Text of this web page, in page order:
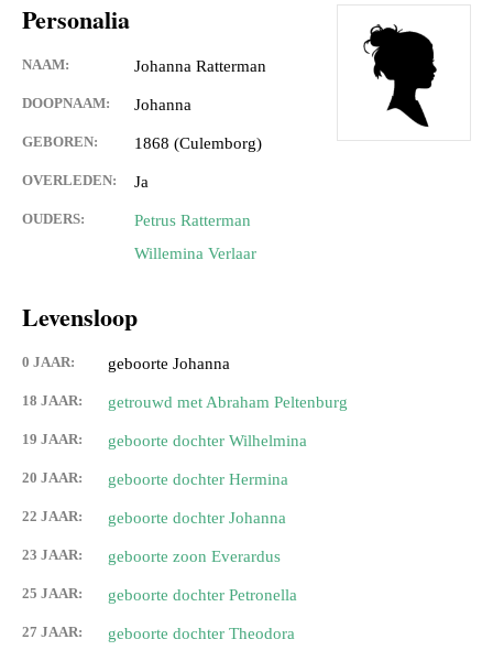
Personalia
NAAM: Johanna Ratterman
DOOPNAAM: Johanna
GEBOREN: 1868 (Culemborg)
OVERLEDEN: Ja
OUDERS:
Petrus Ratterman
Willemina Verlaar
Levensloop
0 JAAR: geboorte Johanna
18 JAAR: getrouwd met Abraham Peltenburg
19 JAAR: geboorte dochter Wilhelmina
20 JAAR: geboorte dochter Hermina
22 JAAR: geboorte dochter Johanna
23 JAAR: geboorte zoon Everardus
25 JAAR: geboorte dochter Petronella
27 JAAR: geboorte dochter Theodora